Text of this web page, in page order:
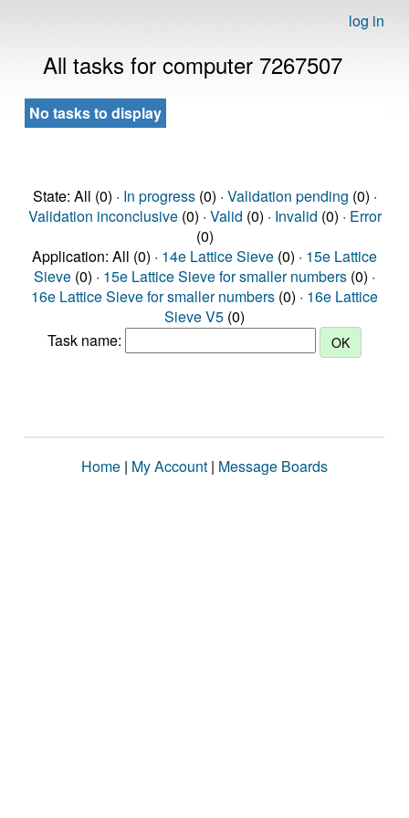
log in
All tasks for computer 7267507
No tasks to display
State: All (0) · In progress(0) · Validation pending (0) ·
Validation inconclusive(0) · Valid (0) · Invalid (0) · Error
(0)
Application: All (0) · 14e Lattice Sieve (0) · 15e Lattice
Sieve (0) · 15e Lattice Sieve for smaller numbers (0) ·
16e Lattice Sieve for smaller numbers (0) · 16e Lattice
Sieve V5 (0)
Task name:
Home | My Account | Message Boards